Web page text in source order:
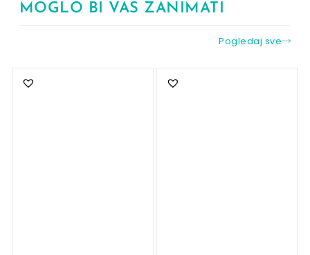
MOGLO BI VAS ZANIMATI
Pogledaj sve